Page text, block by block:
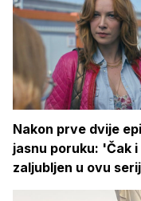
Nakon prve dvije
jasnu poruku: 'Čak
zaljubljen u ovu